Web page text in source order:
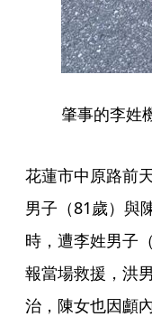
肇事的李姓
花蓮市中原路前
男子（81歲）與
時，遭李姓男子
報當場救援，洪
治，陳女也因顱